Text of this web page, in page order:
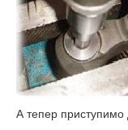
А тепер приступимо